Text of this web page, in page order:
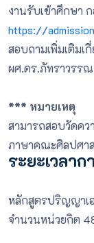
งานรับเข้าศึกษา
https://
สอบถามเพิ่มเติม
ผศ.ดร.ภัทราวรร
*** หมายเหตุ
สามารถสอบวัดคว
ภาษาคณะศิลปศา
ระยะเวลา
หลักสูตรปริญญาเ
จำนวนหน่วยกิต